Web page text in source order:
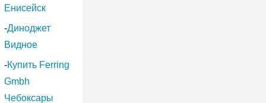
Енисейск
-Диноджет
Видное
-Купить Ferring
Gmbh
Чебоксары